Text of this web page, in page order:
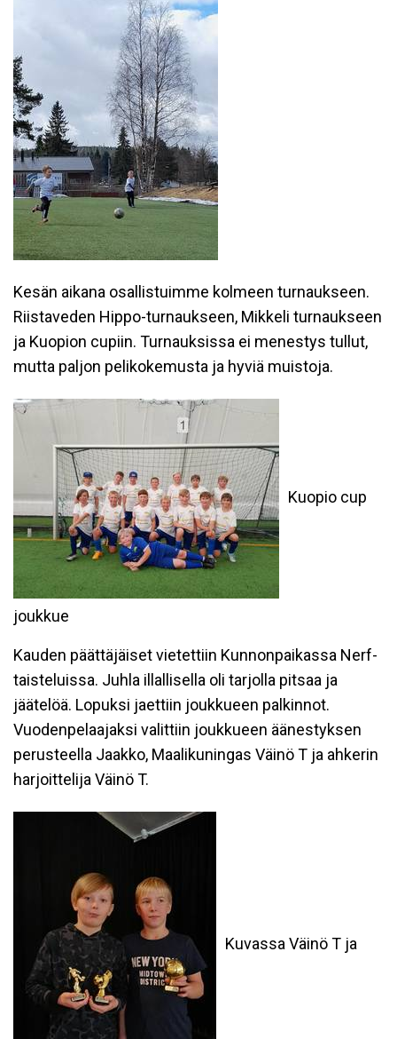
Kesän aikana osallistuimme kolmeen turnaukseen.
Riistaveden Hippo-turnaukseen, Mikkeli turnaukseen
ja Kuopion cupiin. Turnauksissa ei menestys tullut,
mutta paljon pelikokemusta ja hyviä muistoja.
Kuopio cup
joukkue
Kauden päättäjäiset vietettiin Kunnonpaikassa Nerf-
taisteluissa. Juhla illallisella oli tarjolla pitsaa ja
jäätelöä. Lopuksi jaettiin joukkueen palkinnot.
Vuodenpelaajaksi valittiin joukkueen äänestyksen
perusteella Jaakko, Maalikuningas Väinö T ja ahkerin
harjoittelija Väinö T.
Kuvassa Väinö T ja